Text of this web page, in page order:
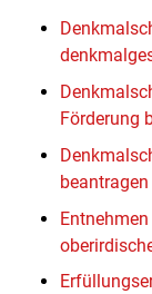
Förderung
beantragen